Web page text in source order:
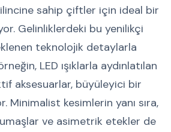
sahip çiftler için ideal bir
Gelinliklerdeki bu yenilikçi
teknolojik detaylarla
LED ışıklarla aydınlatılan
aksesuarlar, büyüleyici bir
Minimalist kesimlerin yanı sıra,
ve asimetrik etekler de